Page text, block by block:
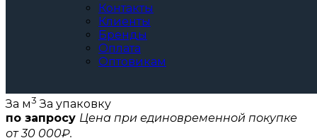
Контакты
Клиенты
Бренды
Оплата
Оптовикам
За м3 За упаковку
по запросу Цена при единовременной покупке
от 30 000₽.